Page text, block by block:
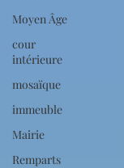
Moyen Âge
cour
intérieure
mosaïque
immeuble
Mairie
Remparts
absolument à visi